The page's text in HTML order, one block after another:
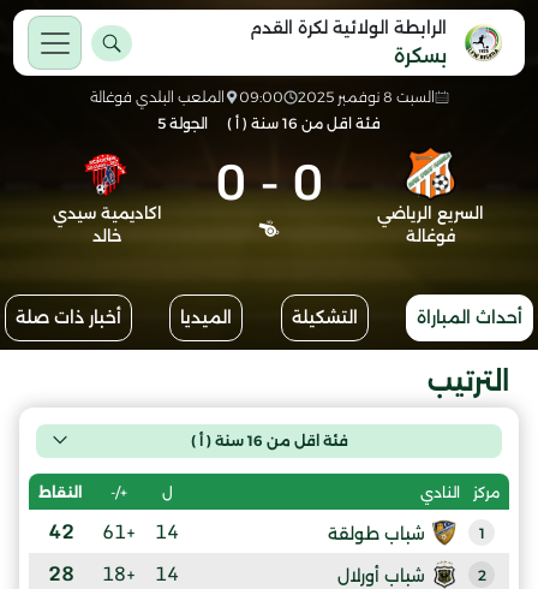
الرابطة الولائية لكرة القدم
بسكرة
السبت 8 نوفمبر 2025 09:00
الملعب البلدي فوغالة
فئة اقل من 16 سنة ( أ )
الجولة 5
السريع الرياضي
فوغالة
0
-
0
اكاديمية سيدي
خالد
أحداث المباراة التشكيلة الميديا أخبار ذات صلة
الترتيب
فئة اقل من 16 سنة ( أ )
مركز النادي ل +/- النقاط
1 شباب طولقة 14
+61
42
2 شباب أورلال 14
+18
28